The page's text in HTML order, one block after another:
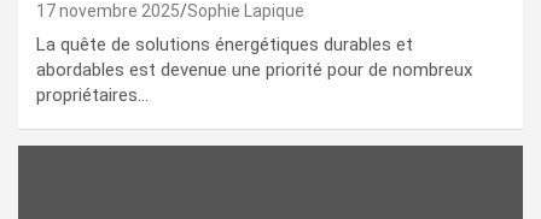
17 novembre 2025 Sophie Lapique
La quête de solutions énergétiques durables et
abordables est devenue une priorité pour de nombreux
propriétaires…